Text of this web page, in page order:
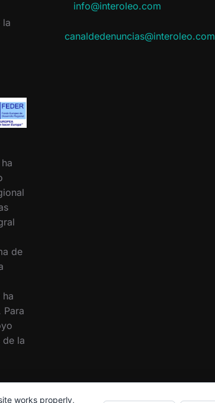
la
de
Para
de la
info@interoleo.com
canaldedenuncias@interoleo.com
works properly,